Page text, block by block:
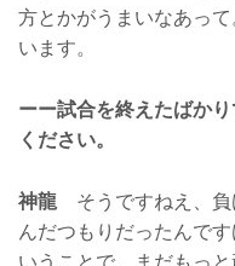
方とかがうまいなあっ
います。
ーー試合を終えたばか
ください。
神龍 そうですねえ、負
んだつもりだったんで
いうことで。まだもっ